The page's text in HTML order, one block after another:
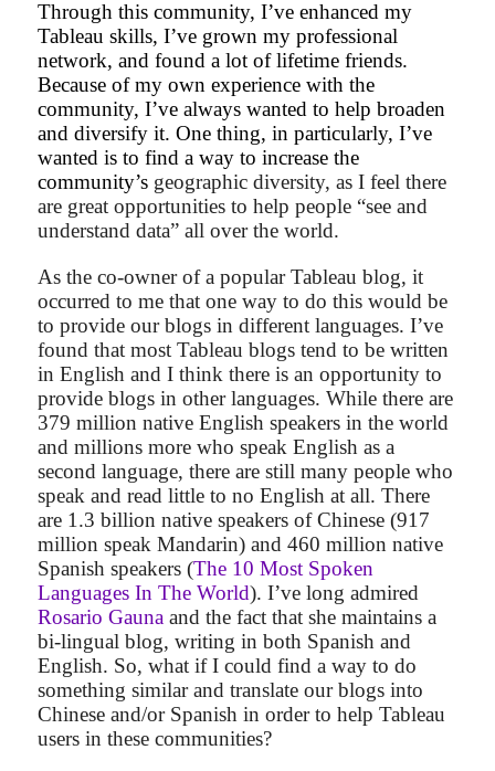
Through this community, I’ve enhanced my
Tableau skills, I’ve grown my professional
network, and found a lot of lifetime friends.
Because of my own experience with the
community, I’ve always wanted to help broaden
and diversify it. One thing, in particularly, I’ve
wanted is to find a way to increase the
community’s geographic diversity, as I feel there
are great opportunities to help people “see and
understand data” all over the world.
As the co-owner of a popular Tableau blog, it
occurred to me that one way to do this would be
to provide our blogs in different languages. I’ve
found that most Tableau blogs tend to be written
in English and I think there is an opportunity to
provide blogs in other languages. While there are
379 million native English speakers in the world
and millions more who speak English as a
second language, there are still many people who
speak and read little to no English at all. There
are 1.3 billion native speakers of Chinese (917
million speak Mandarin) and 460 million native
Spanish speakers (The 10 Most Spoken
Languages In The World). I’ve long admired
Rosario Gaunaand the fact that she maintains a
bi-lingual blog, writing in both Spanish and
English. So, what if I could find a way to do
something similar and translate our blogs into
Chinese and/or Spanish in order to help Tableau
users in these communities?